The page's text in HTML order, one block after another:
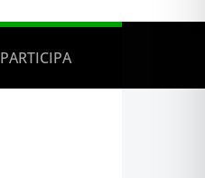
PARTICIPA